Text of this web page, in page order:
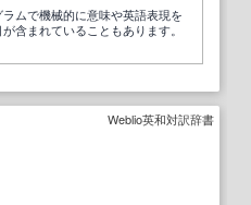
ムで機械的に意味や英語表現を
含まれていることもあります。
Weblio英和対訳辞書